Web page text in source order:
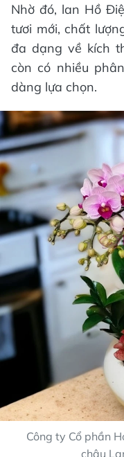
Nhờ đó, lan Hồ
tươi mới, chất
đa dạng về kích
còn có nhiều
dàng lựa chọn.
Công ty Cổ phần
chậu